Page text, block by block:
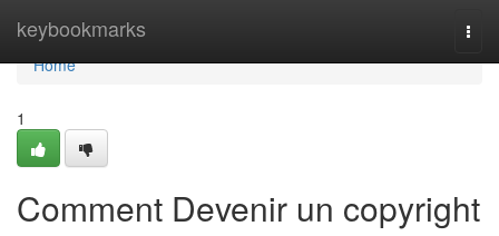
keybookmarks
Home
Home
1
Comment Devenir un copyright